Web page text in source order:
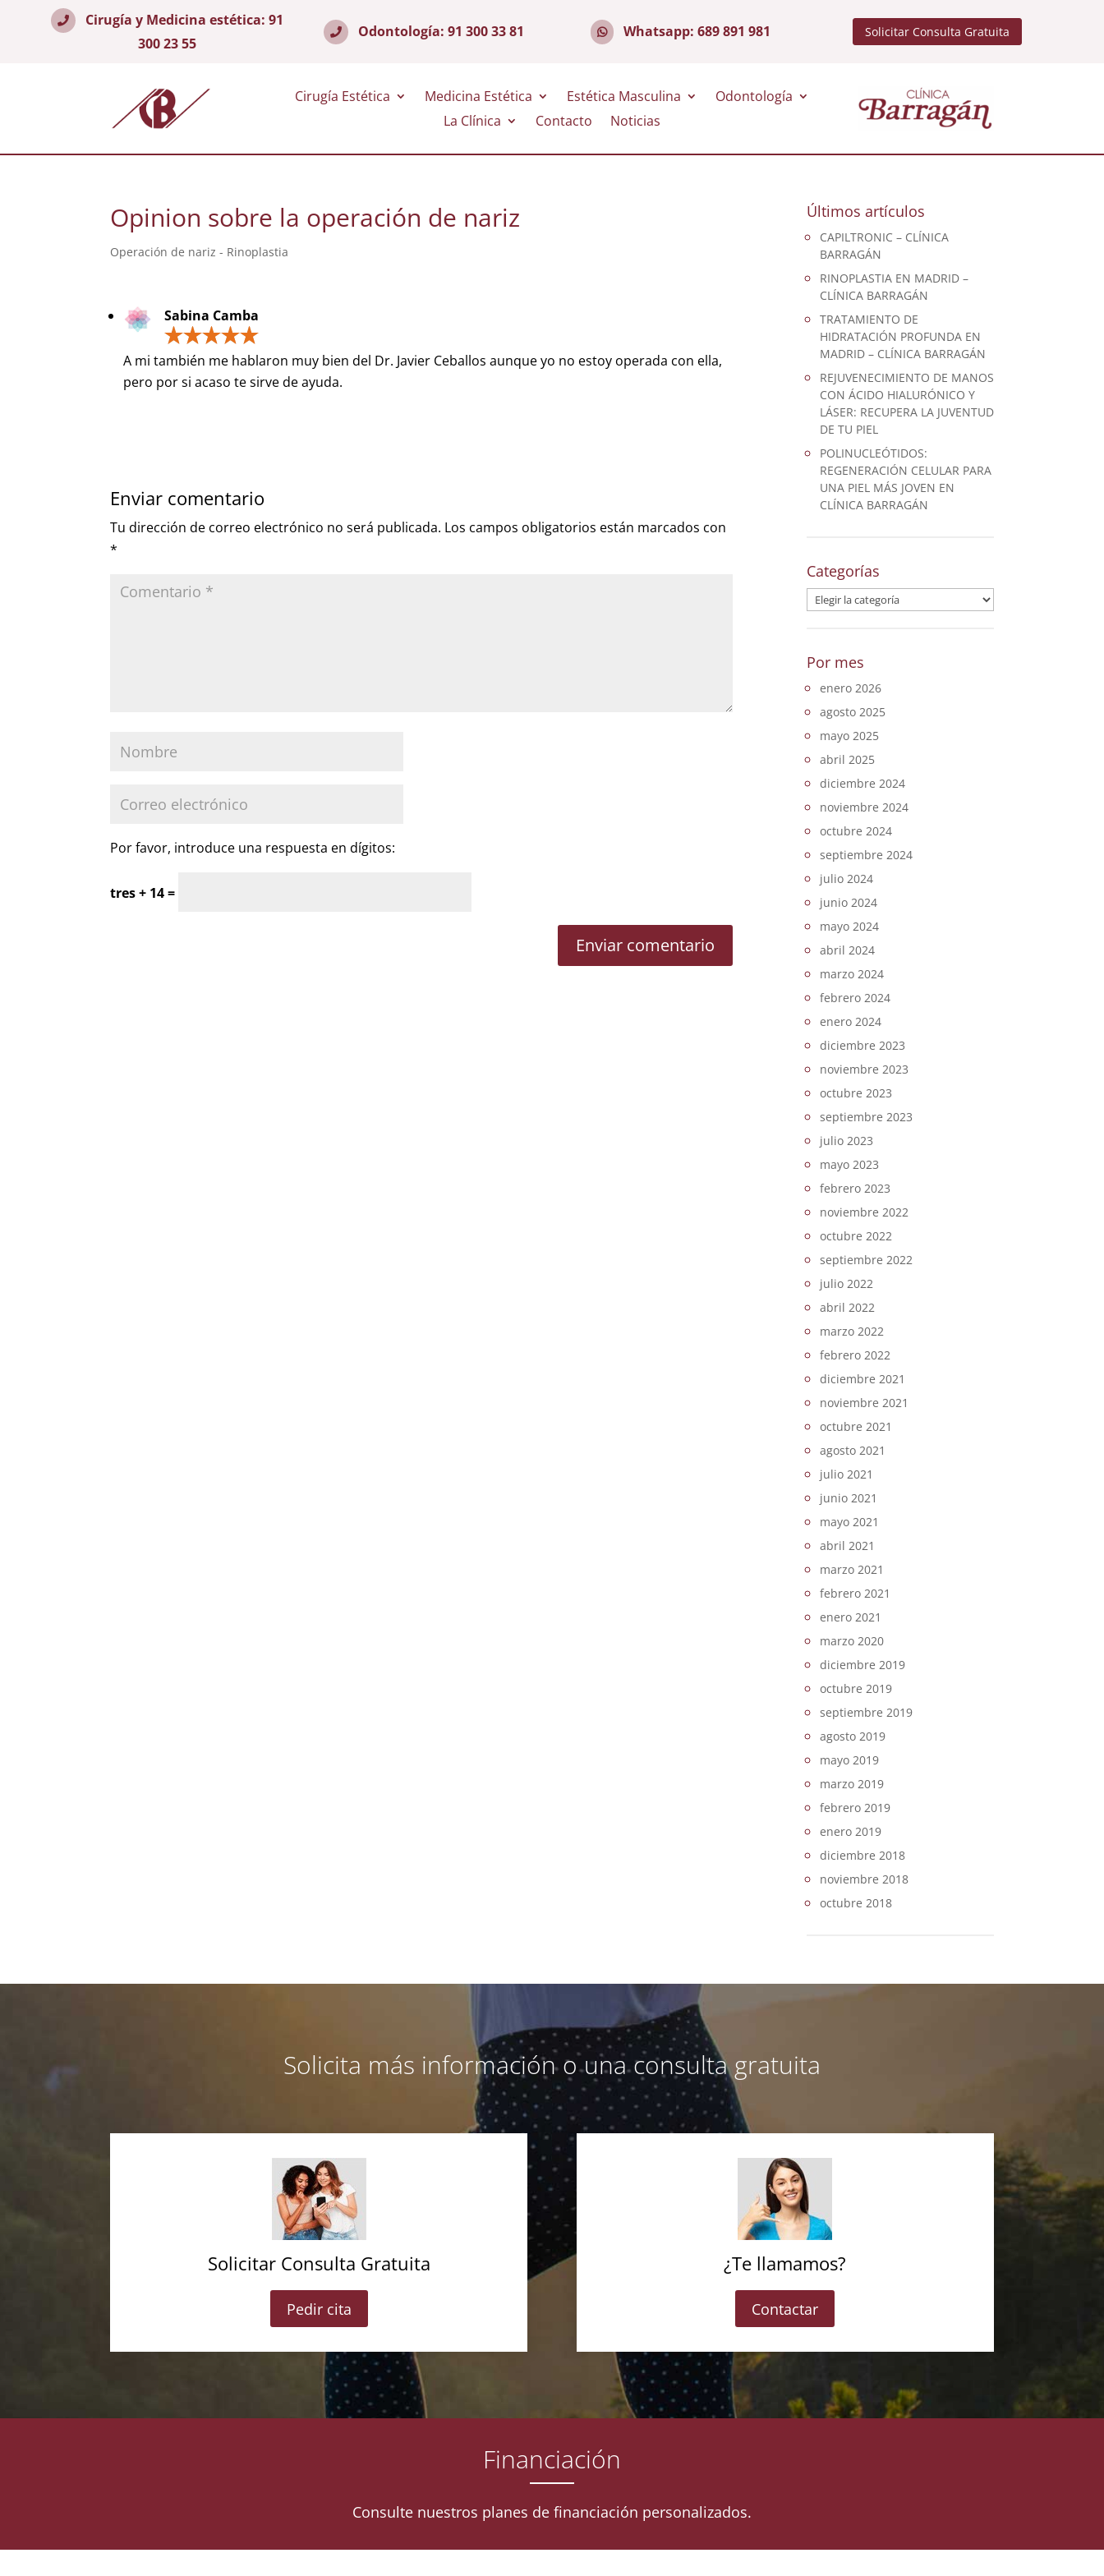
Cirugía y Medicina estética: 91
300 23 55
Odontología: 91 300 33 81 Whatsapp: 689 891 981 Solicitar Consulta Gratuita
Cirugía Estética Medicina Estética Estética Masculina
Odontología
La Clínica
Contacto Noticias
Opinion sobre la operación de nariz
Operación de nariz - Rinoplastia
Sabina Camba
A mi también me hablaron muy bien del Dr. Javier Ceballos aunque yo no estoy operada con ella,
pero por si acaso te sirve de ayuda.
Enviar comentario
Tu dirección de correo electrónico no será publicada. Los campos obligatorios están marcados con
*
Por favor, introduce una respuesta en dígitos:
tres + 14 =
Últimos artículos
CAPILTRONIC – CLÍNICA
BARRAGÁN
RINOPLASTIA EN MADRID –
CLÍNICA BARRAGÁN
TRATAMIENTO DE
HIDRATACIÓN PROFUNDA EN
MADRID – CLÍNICA BARRAGÁN
REJUVENECIMIENTO DE MANOS
CON ÁCIDO HIALURÓNICO Y
LÁSER: RECUPERA LA JUVENTUD
DE TU PIEL
POLINUCLEÓTIDOS:
REGENERACIÓN CELULAR PARA
UNA PIEL MÁS JOVEN EN
CLÍNICA BARRAGÁN
Categorías
Categorías
Por mes
enero 2026
agosto 2025
mayo 2025
abril 2025
diciembre 2024
noviembre 2024
octubre 2024
septiembre 2024
julio 2024
junio 2024
mayo 2024
abril 2024
marzo 2024
febrero 2024
enero 2024
diciembre 2023
noviembre 2023
octubre 2023
septiembre 2023
julio 2023
mayo 2023
febrero 2023
noviembre 2022
octubre 2022
septiembre 2022
julio 2022
abril 2022
marzo 2022
febrero 2022
diciembre 2021
noviembre 2021
octubre 2021
agosto 2021
julio 2021
junio 2021
mayo 2021
abril 2021
marzo 2021
febrero 2021
enero 2021
marzo 2020
diciembre 2019
octubre 2019
septiembre 2019
agosto 2019
mayo 2019
marzo 2019
febrero 2019
enero 2019
diciembre 2018
noviembre 2018
octubre 2018
Solicita más información o una consulta gratuita
Solicitar Consulta Gratuita
Pedir cita
¿Te llamamos?
Contactar
Financiación
Consulte nuestros planes de financiación personalizados.